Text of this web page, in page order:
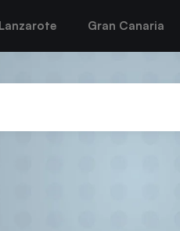
Lanzarote Gran Canaria
PODEMOS